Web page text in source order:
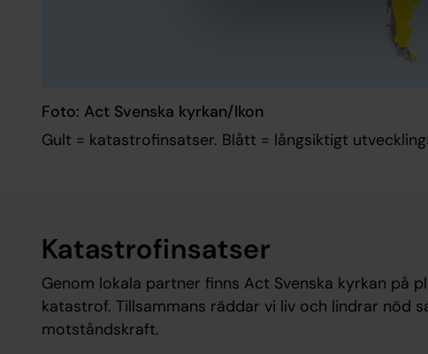
Foto: Act Svenska kyrkan/Ikon
Gult = katastrofinsatser. Blått = långsiktigt
Katastrofinsatser
Genom lokala partner finns Act Svenska kyrkan på
katastrof. Tillsammans räddar vi liv och lindrar nöd
motståndskraft.